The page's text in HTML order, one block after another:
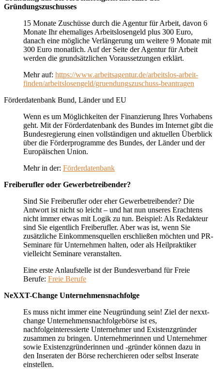
Gründungszuschusses
15 Monate Zuschüsse durch die Agentur für Arbeit, davon 6
Monate Ihr ehemaliges Arbeitslosengeld plus 300 Euro,
danach eine mögliche Verlängerung um weitere 9 Monate mit
300 Euro monatlich. Auf der Seite der Agentur für Arbeit
werden die grundsätzlichen Voraussetzungen erklärt.
Mehr auf: https://www.arbeitsagentur.de/arbeitslos-arbeit-
finden/arbeitslosengeld/gruendungszuschuss-beantragen
Förderdatenbank Bund, Länder und EU
Wenn es um Möglichkeiten der Finanzierung Ihres Vorhabens
geht. Mit der Förderdatenbank des Bundes im Internet gibt die
Bundesregierung einen vollständigen und aktuellen Überblick
über die Förderprogramme des Bundes, der Länder und der
Europäischen Union.
Mehr in der: Förderdatenbank
Freiberufler oder Gewerbetreibender?
Sind Sie Freiberufler oder eher Gewerbetreibender? Die
Antwort ist nicht so leicht – und hat nun unseres Erachtens
nicht immer etwas mit Logik zu tun. Beispiel: Als Redakteur
sind Sie eigentlich Freiberufler. Aber was ist, wenn Sie
zusätzliche Einkommensquellen erschließen möchten und PR-
Seminare für Unternehmen halten, oder als Heilpraktiker
vielleicht Seminare veranstalten.
Eine erste Anlaufstelle ist der Bundesverband für Freie
Berufe: Freie Berufe
NeXXT-Change Unternehmensnachfolge
Es muss nicht immer eine Neugründung sein! Ziel der nexxt-
change Unternehmensnachfolgebörse ist es,
nachfolgeinteressierte Unternehmer und Existenzgründer
zusammen zu bringen. Unternehmerinnen und Unternehmer
sowie Existenzgründerinnen und -gründer können dazu in
den Inseraten der Börse recherchieren oder selbst Inserate
einstellen.